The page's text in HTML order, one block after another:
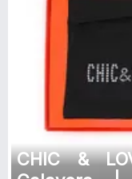
CHIC &